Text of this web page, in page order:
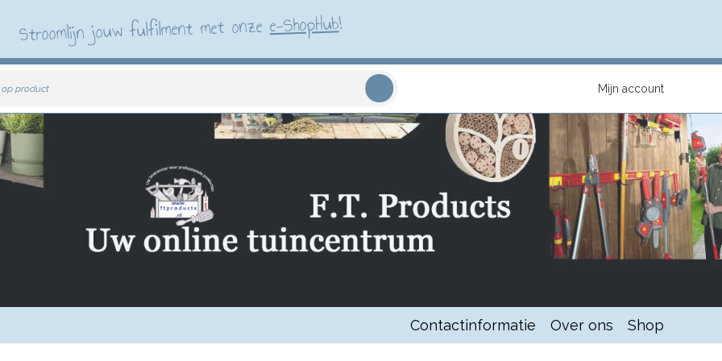
Stroomlijn jouw fulfilment met onzee-ShopHub!
op product Mijn account
Contactinformatie Over ons Shop